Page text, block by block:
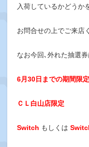
入荷しているかどうか
お問合せの上でご来店
なお今回､外れた抽選券
6月30日までの期間限定
ＣＬ白山店限定
Switch もしくは